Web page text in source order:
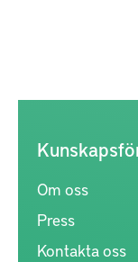
Om oss
Press
Kontakta oss